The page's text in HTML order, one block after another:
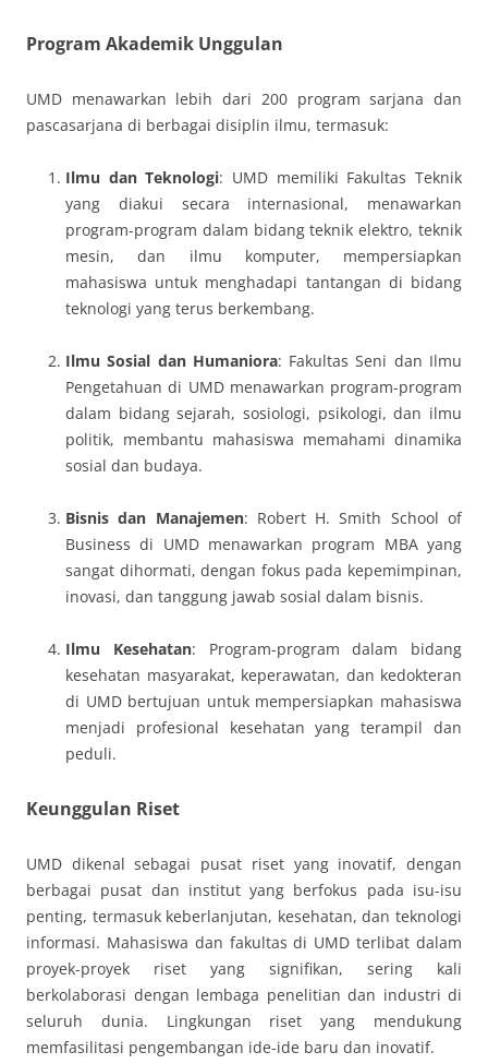
Program Akademik Unggulan
UMD menawarkan lebih dari 200 program sarjana dan
pascasarjana di berbagai disiplin ilmu, termasuk:
Ilmu dan Teknologi: UMD memiliki Fakultas Teknik
yang diakui secara internasional, menawarkan
program-program dalam bidang teknik elektro, teknik
mesin, dan ilmu komputer, mempersiapkan
mahasiswa untuk menghadapi tantangan di bidang
teknologi yang terus berkembang.
Ilmu Sosial dan Humaniora: Fakultas Seni dan Ilmu
Pengetahuan di UMD menawarkan program-program
dalam bidang sejarah, sosiologi, psikologi, dan ilmu
politik, membantu mahasiswa memahami dinamika
sosial dan budaya.
Bisnis dan Manajemen: Robert H. Smith School of
Business di UMD menawarkan program MBA yang
sangat dihormati, dengan fokus pada kepemimpinan,
inovasi, dan tanggung jawab sosial dalam bisnis.
Ilmu Kesehatan: Program-program dalam bidang
kesehatan masyarakat, keperawatan, dan kedokteran
di UMD bertujuan untuk mempersiapkan mahasiswa
menjadi profesional kesehatan yang terampil dan
peduli.
Keunggulan Riset
UMD dikenal sebagai pusat riset yang inovatif, dengan
berbagai pusat dan institut yang berfokus pada isu-isu
penting, termasuk keberlanjutan, kesehatan, dan teknologi
informasi. Mahasiswa dan fakultas di UMD terlibat dalam
proyek-proyek riset yang signifikan, sering kali
berkolaborasi dengan lembaga penelitian dan industri di
seluruh dunia. Lingkungan riset yang mendukung
memfasilitasi pengembangan ide-ide baru dan inovatif.